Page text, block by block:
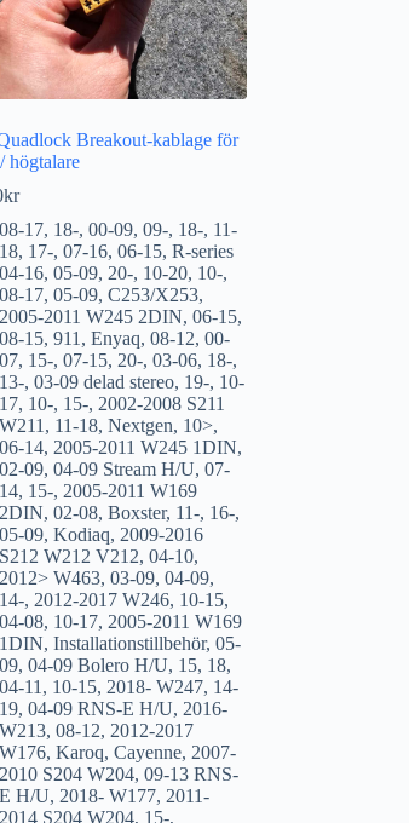
Breakout-kablage för
högtalare
kr
08-17, 18-, 00-09, 09-, 18-, 11-
18, 17-, 07-16, 06-15, R-series
04-16, 05-09, 20-, 10-20, 10-,
08-17, 05-09, C253/X253,
2005-2011 W245 2DIN, 06-15,
08-15, 911 , Enyaq, 08-12, 00-
07, 15-, 07-15, 20-, 03-06, 18-,
13-, 03-09 delad stereo, 19-, 10-
17, 10-, 15-, 2002-2008 S211
W211 , 11-18, Nextgen, 10>,
06-14, 2005-2011 W245 1DIN,
02-09, 04-09 Stream H/U, 07-
14, 15-, 2005-2011 W169
2DIN, 02-08, Boxster, 11-, 16-,
05-09, Kodiaq, 2009-2016
S212 W212 V212, 04-10,
2012> W463, 03-09, 04-09,
14-, 2012-2017 W246, 10-15,
04-08, 10-17, 2005-2011 W169
1DIN, Installationstillbehör, 05-
09, 04-09 Bolero H/U, 15, 18,
04-11 , 10-15, 2018- W247, 14-
19, 04-09 RNS-E H/U, 2016-
W213, 08-12, 2012-2017
W176, Karoq, Cayenne, 2007-
2010 S204 W204, 09-13 RNS-
E H/U, 2018- W177, 2011-
2014 S204 W204, 15-,